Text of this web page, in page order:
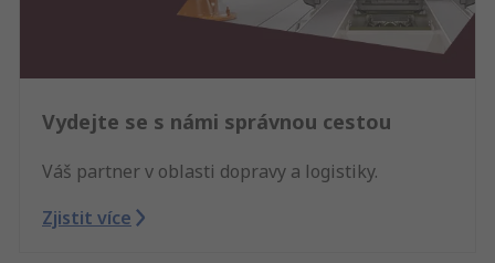
Vydejte se s námi správnou cestou
Váš partner v oblasti dopravy a logistiky.
Zjistit více